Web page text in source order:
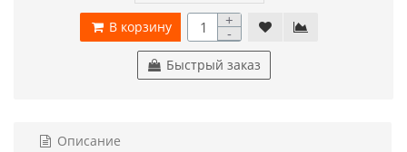
В корзину +
-
Быстрый заказ
Описание